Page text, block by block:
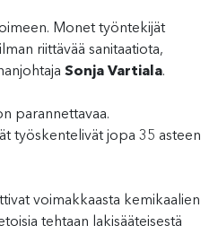
Monet työntekijät
riittävää sanitaatiota,
Sonja Vartiala.
parannettavaa.
työskentelivät jopa 35 asteen
voimakkaasta kemikaalien
tehtaan lakisääteisestä